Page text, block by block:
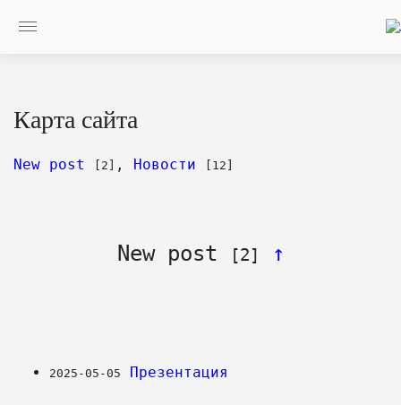
Карта сайта
New post [2] , Новости [12]
New post [2] ↑
2025-05-05 Презентация